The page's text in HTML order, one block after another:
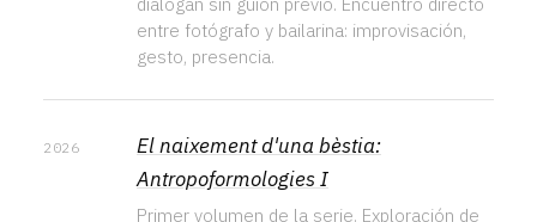
entre fotógrafo y bailarina: improvisación,
gesto, presencia.
2026
El naixement d'una bèstia:
Antropoformologies I
Primer volumen de la serie. Exploración de